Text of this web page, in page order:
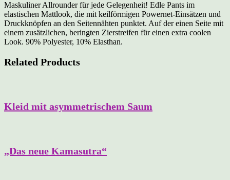
Maskuliner Allrounder für jede Gelegenheit! Edle Pants im
elastischen Mattlook, die mit keilförmigen Powernet-Einsätzen und
Druckknöpfen an den Seitennähten punktet. Auf der einen Seite mit
einem zusätzlichen, beringten Zierstreifen für einen extra coolen
Look. 90% Polyester, 10% Elasthan.
Related Products
Kleid mit asymmetrischem Saum
„Das neue Kamasutra“